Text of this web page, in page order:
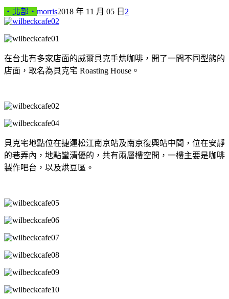
‧北部‧ morris2018 年 11 月 05 日 2
在台北有多家店面的威爾貝克手烘咖啡，開了一間不同型態的
店面，取名為貝克宅 Roasting House。
貝克宅地點位在捷運松江南京站及南京復興站中間，位在安靜
的巷弄內，地點蠻清優的，共有兩層樓空間，一樓主要是咖啡
製作吧台，以及烘豆區。